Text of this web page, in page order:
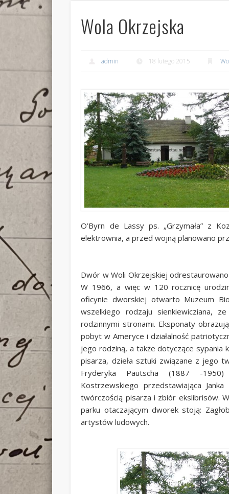
Wola Okrzejska
admin 18 lutego 2015
O’Byrn de Lassy ps. „Grzymała” z
elektrownia, a przed wojną planowano
Dwór w Woli Okrzejskiej
W 1966, a więc w 120 rocznicę
oficynie dworskiej otwarto Muzeum
wszelkiego rodzaju sienkiewicziana,
rodzinnymi stronami. Eksponaty
pobyt w Ameryce i działalność
jego rodziną, a także dotyczące sypania
pisarza, dzieła sztuki związane z jego
Fryderyka Pautscha (1887 -1950)
Kostrzewskiego przedstawiająca
twórczością pisarza i zbiór ekslibrisów.
parku otaczającym dworek stoją:
artystów ludowych.